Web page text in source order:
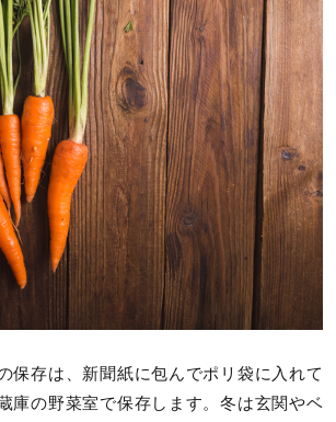
保存は、新聞紙に包んでポリ袋に入れて
庫の野菜室で保存します。冬は玄関やベ